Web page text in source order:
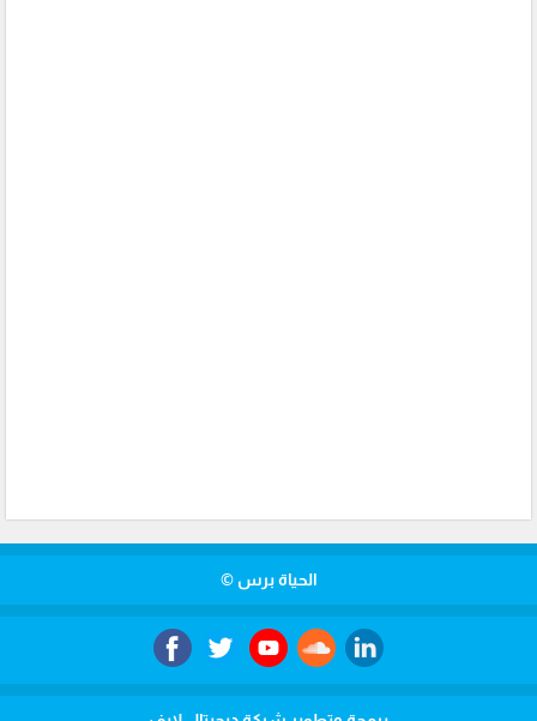
الحياة برس ©